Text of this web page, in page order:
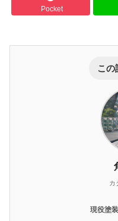
Pocket
この
カ
現役塗